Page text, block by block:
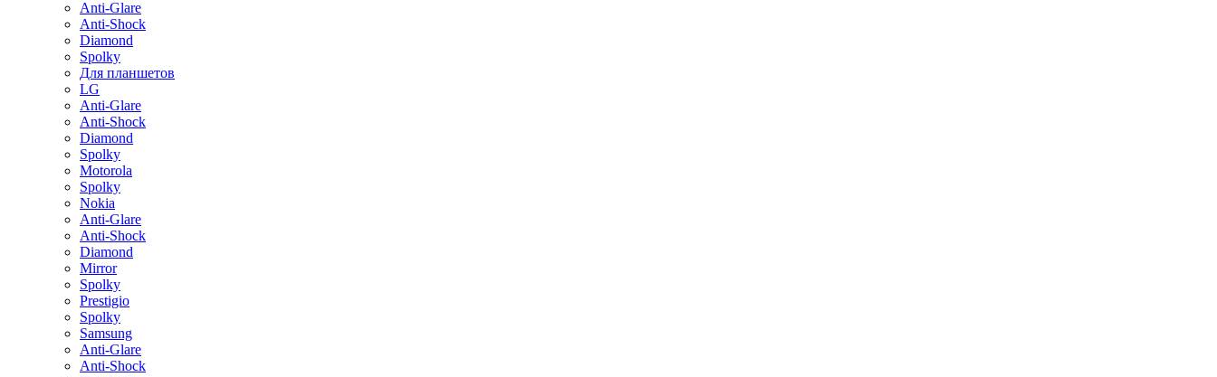
Anti-Glare
Anti-Shock
Diamond
Spolky
Для планшетов
LG
Anti-Glare
Anti-Shock
Diamond
Spolky
Motorola
Spolky
Nokia
Anti-Glare
Anti-Shock
Diamond
Mirror
Spolky
Prestigio
Spolky
Samsung
Anti-Glare
Anti-Shock